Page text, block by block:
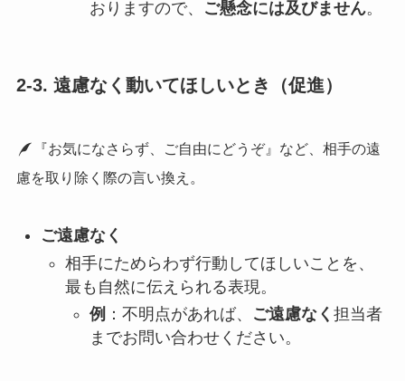
おりますので、
ご懸念には及びません。
2-3. 遠慮なく動いてほしいとき（促進）
『お気になさらず、ご自由にどうぞ』など、相手の遠
慮を取り除く際の言い換え。
ご遠慮なく
相手にためらわず行動してほしいことを、
最も自然に伝えられる表現。
例 ：不明点があれば、 ご遠慮なく 担当者
までお問い合わせください。